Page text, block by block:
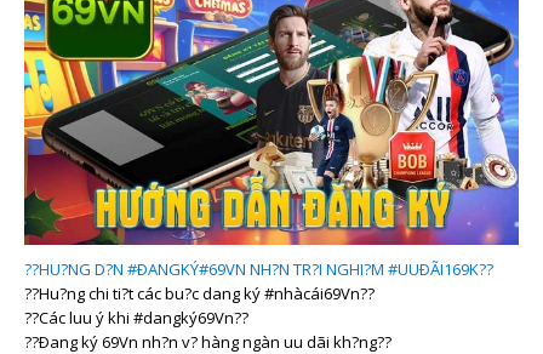
??HU?NG D?N #ÐANGKÝ#69VN NH?N TR?I NGHI?M #UUÐÃI169K??
??Hu?ng chi ti?t các bu?c dang ký#nhàcái69Vn??
??Các luu ý khi #dangký69Vn??
??Ðang ký 69Vn nh?n v? hàng ngàn uu dãi kh?ng??